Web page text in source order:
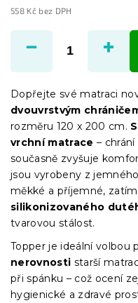
558 Kč bez DPH
cena:
Dopřejte své matraci
dvouvrstvým
rozměru 120 x 200 cm.
vrchní matrace –
současně zvyšuje
jsou vyrobeny z
měkké a příjemné,
silikonizovaného
tvarovou stálost.
Topper je ideální volbou
nerovnosti starší
při spánku – což ocení
hygienické a zdravé